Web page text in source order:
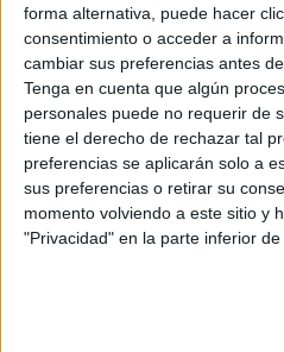
forma alternativa, puede hacer
consentimiento o acceder a
cambiar sus preferencias antes
Tenga en cuenta que algún
personales puede no requerir de
tiene el derecho de rechazar tal
preferencias se aplicarán solo a
sus preferencias o retirar su
momento volviendo a este sitio y
"Privacidad" en la parte inferior
Inicio
Etiquetas: Hablar x Hablar